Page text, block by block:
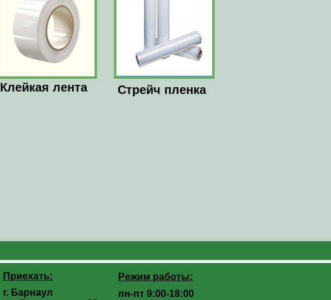
Клейкая лента Стрейч пленка
пн-пт 9:00-18:00
г. Барнаул
Приехать: Режим работы: